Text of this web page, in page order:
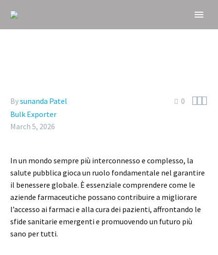
0 
Bysunanda Patel
Bulk Exporter
March 5, 2026
In un mondo sempre più interconnesso e complesso, la
salute pubblica gioca un ruolo fondamentale nel garantire
il benessere globale. È essenziale comprendere come le
aziende farmaceutiche possano contribuire a migliorare
l’accesso ai farmaci e alla cura dei pazienti, affrontando le
sfide sanitarie emergenti e promuovendo un futuro più
sano per tutti.